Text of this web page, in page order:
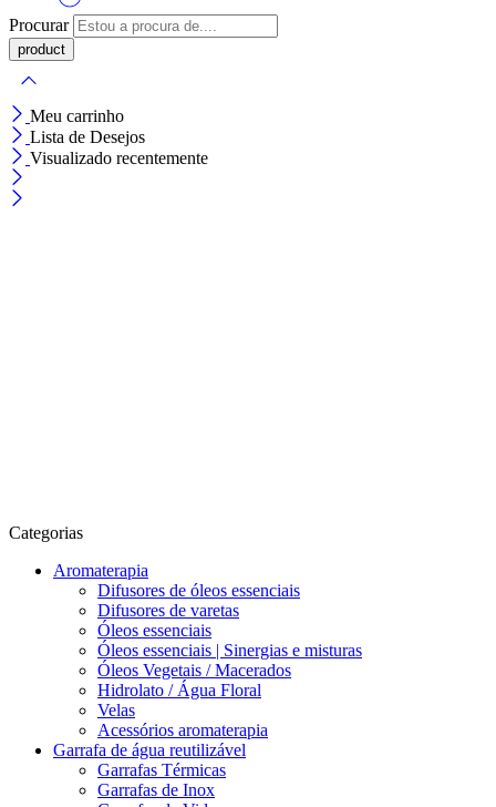
Procurar
Meu carrinho
Lista de Desejos
Visualizado recentemente
Categorias
Aromaterapia
Difusores de óleos essenciais
Difusores de varetas
Óleos essenciais
Óleos essenciais | Sinergias e misturas
Óleos Vegetais / Macerados
Hidrolato / Água Floral
Velas
Acessórios aromaterapia
Garrafa de água reutilizável
Garrafas Térmicas
Garrafas de Inox